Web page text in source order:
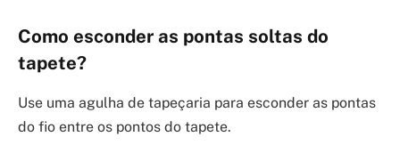
Como esconder as pontas soltas do
tapete?
Use uma agulha de tapeçaria para esconder as pontas
do fio entre os pontos do tapete.